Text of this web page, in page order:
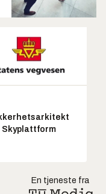
Skyplattform
En tjeneste fra